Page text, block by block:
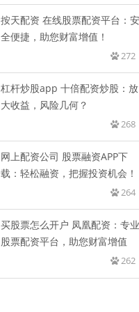
按天配资 在线股票配资平台：安
全便捷，助您财富增值！
272
杠杆炒股app 十倍配资炒股：放
大收益，风险几何？
268
网上配资公司 股票融资APP下
载：轻松融资，把握投资机会！
264
买股票怎么开户 凤凰配资：专业
股票配资平台，助您财富增值
262